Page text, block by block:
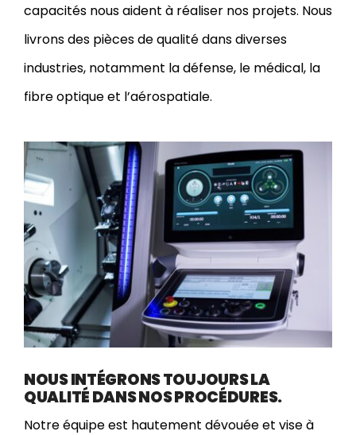
capacités nous aident à réaliser nos projets. Nous
livrons des pièces de qualité dans diverses
industries, notamment la défense, le médical, la
fibre optique et l’aérospatiale.
NOUS INTÉGRONS TOUJOURS LA
QUALITÉ DANS NOS PROCÉDURES.
Notre équipe est hautement dévouée et vise à